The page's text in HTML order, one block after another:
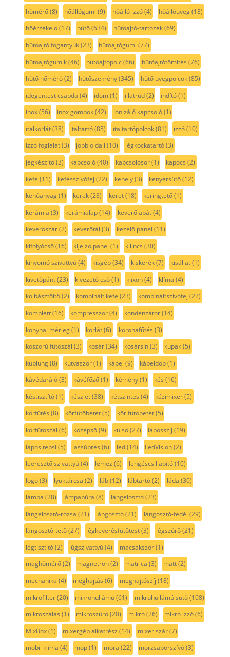
hőmérő(8) hőállógumi (9) hőálló izzó(4) hőállóüveg(18)
hőérzékelő(17) hűtő(634) hűtőajtó-tartozék(69)
hűtőajtó fogantyúk(23) hűtőajtógumi (77)
hűtőajtógumik(46) hűtőajtópolc(66) hűtőajtótömítés (76)
hűtő hőmérő(2) hűtőszekrény(345) hűtő üvegpolcok(85)
idegentest csapda (4) idom(1) illatrúd(2) indító(1)
inox(56) inox gombok(42) ionizáló kapcsoló(1)
italkorlát(38) italtartó(85) italtartópolcok(81) izzó(10)
izzó foglalat(3) jobb oldali (10) jégkockatartó(3)
jégkészítő(3) kapcsoló(40) kapcsolósor(1) kapocs (2)
kefe (11) kefésszívófej (22) kehely(3) kenyérsütő(12)
kenőanyag(1) kerek(28) keret(18) keringtető(1)
kerámia (3) kerámialap(14) keverőlapát(4)
keverőszár(2) keverőtál (3) kezelő panel (11)
kifolyócső(16) kijelző panel (1) kilincs (30)
kinyomó szivattyú(4) kisgép(34) kiskerék(7) kisállat(1)
kivetőpánt(23) kivezető cső(1) klixon(4) klíma (4)
kolbásztöltő(2) kombinált kefe (23) kombináltszívófej (22)
komplett(16) kompresszor(4) kondenzátor(14)
konyhai mérleg(1) korlát(6) koronafűtés (3)
koszorú fűtőszál (3) kosár(34) kosársín(3) kupak(5)
kuplung(8) kutyaszőr(1) kábel (9) kábeldob(1)
kávédaráló(3) kávéfőző(1) kémény(1) kés (16)
késtisztító(1) készlet(38) kétszintes (4) kézimixer(5)
körfütés (8) körfűtőbetét(5) kör fűtőbetét(5)
körfűtőszál (6) középső(9) külső(27) laposszíj (19)
lapos tepsi (5) lassúprés (6) led(14) LedVision(2)
leeresztő szivattyú(4) lemez (6) lengéscsillapító(10)
logo(3) lyuktárcsa (2) láb(12) lábtartó(2) láda (30)
lámpa (28) lámpabúra (8) lángelosztó(23)
lángelosztó-rózsa (21) lángosztó(21) lángosztó-fedél (29)
lángosztó-tető(27) légkeverésfűtőtest(3) légszűrő(21)
légtisztító(2) lúgszivattyú(4) macsakszőr(1)
maghőmérő(2) magnetron(2) matrica (3) matt(2)
mechanika (4) meghajtás (6) meghajtószíj (18)
mikrofilter(20) mikrohullámú(61) mikrohullámú sütő(108)
mikroszálas (1) mikroszűrő(20) mikró(26) mikró izzó(6)
MixBox(1) mixergép alkatrész (14) mixer szár(7)
mobil klíma (4) mop(1) mora (22) morzsaporszívó(3)